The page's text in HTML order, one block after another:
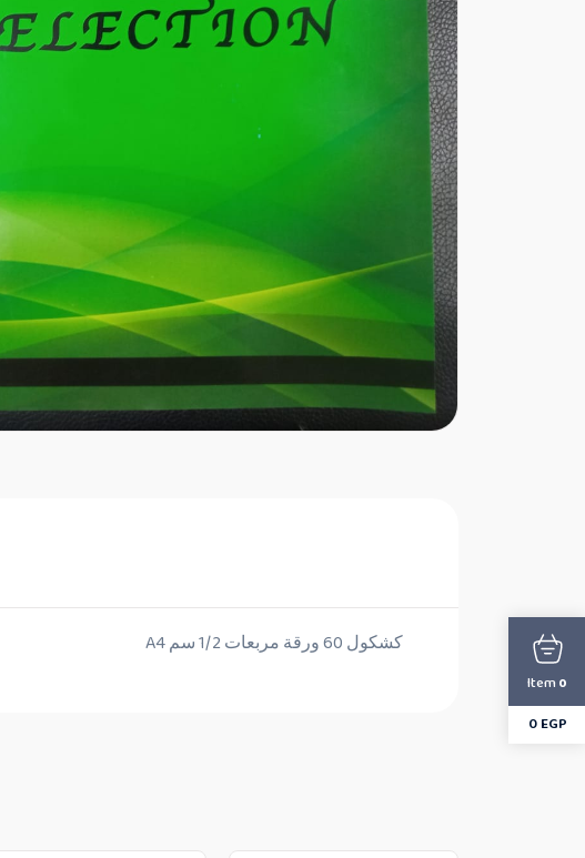
كشكول 60 ورقة مربعات 1/2 سم A4
0
Item
0EGP